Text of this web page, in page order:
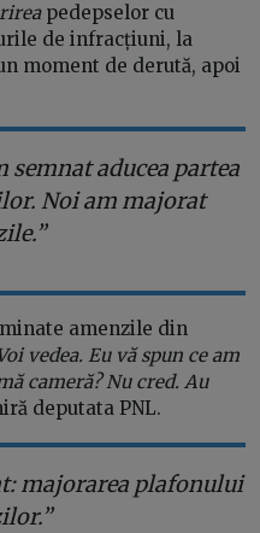
pedepselor cu
de infracțiuni, la
moment de derută, apoi
semnat aducea partea
Noi am majorat
amenzile din
vedea. Eu vă spun ce am
cameră? Nu cred. Au
deputata PNL.
majorarea plafonului